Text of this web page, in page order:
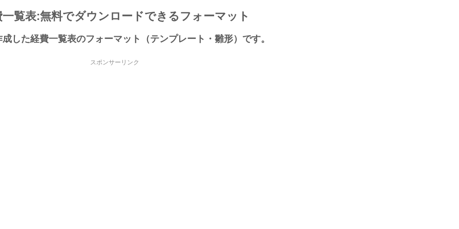
一覧表:無料でダウンロードできるフォーマット
した経費一覧表のフォーマット（テンプレート・雛形）です。
スポンサーリンク